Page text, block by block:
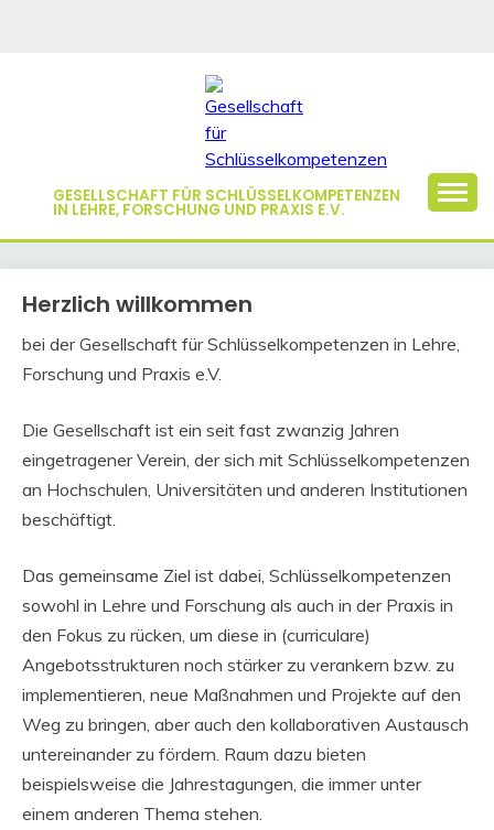
GESELLSCHAFT FÜR SCHLÜSSELKOMPETENZEN
IN LEHRE, FORSCHUNG UND PRAXIS E.V.
Herzlich willkommen
bei der Gesellschaft für Schlüsselkompetenzen in Lehre,
Forschung und Praxis e.V.
Die Gesellschaft ist ein seit fast zwanzig Jahren
eingetragener Verein, der sich mit Schlüsselkompetenzen
an Hochschulen, Universitäten und anderen Institutionen
beschäftigt.
Das gemeinsame Ziel ist dabei, Schlüsselkompetenzen
sowohl in Lehre und Forschung als auch in der Praxis in
den Fokus zu rücken, um diese in (curriculare)
Angebotsstrukturen noch stärker zu verankern bzw. zu
implementieren, neue Maßnahmen und Projekte auf den
Weg zu bringen, aber auch den kollaborativen Austausch
untereinander zu fördern. Raum dazu bieten
beispielsweise die Jahrestagungen, die immer unter
einem anderen Thema stehen.